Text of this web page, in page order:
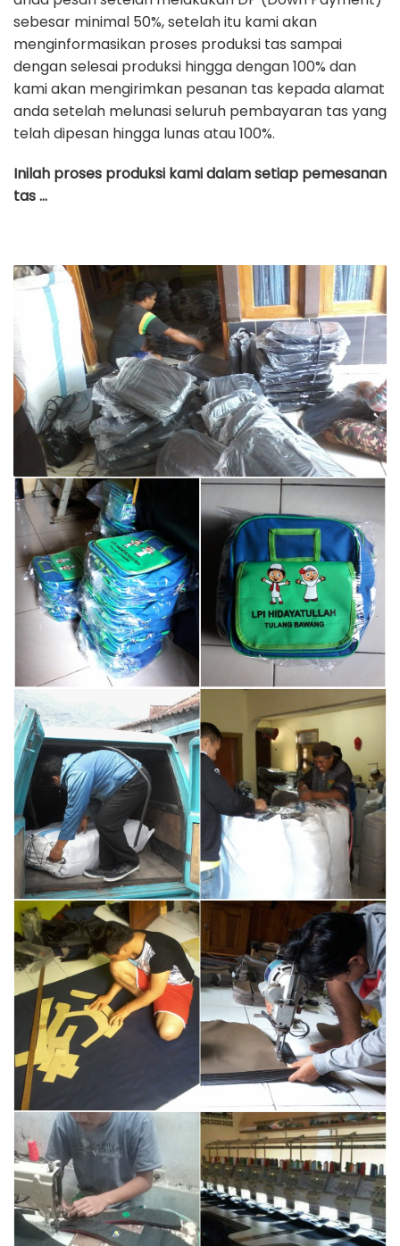
sebesar minimal 50%, setelah itu kami akan
menginformasikan proses produksi tas sampai
dengan selesai produksi hingga dengan 100% dan
kami akan mengirimkan pesanan tas kepada alamat
anda setelah melunasi seluruh pembayaran tas yang
telah dipesan hingga lunas atau 100%.
Inilah proses produksi kami dalam setiap pemesanan
tas …